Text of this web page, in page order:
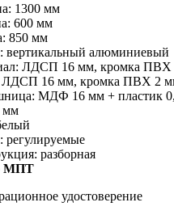
1300 мм
600 мм
850 мм
вертикальный алюминиевый
ЛДСП 16 мм, кромка ПВХ
ЛДСП 16 мм, кромка ПВХ 2
МДФ 16 мм + пластик
разборная
МПТ
удостоверение